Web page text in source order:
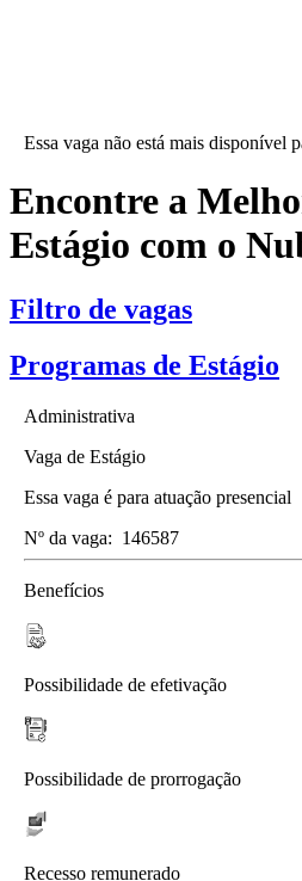
Essa vaga não está mais disponível
Encontre a
Estágio com o
Filtro de vagas
Programas de Estágio
Administrativa
Vaga de Estágio
Essa vaga é para atuação presencial
Nº da vaga: 146587
Benefícios
Possibilidade de efetivação
Possibilidade de prorrogação
Recesso remunerado